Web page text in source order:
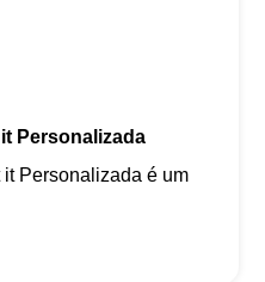
Personalizada
Personalizada é um